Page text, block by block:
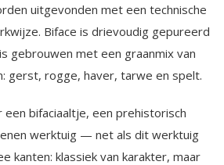
uitgevonden met een technische
Biface is drievoudig gepureerd
gebrouwen met een graanmix van
gerst, rogge, haver, tarwe en spelt.
een bifaciaaltje, een prehistorisch
werktuig — net als dit werktuig
kanten: klassiek van karakter, maar